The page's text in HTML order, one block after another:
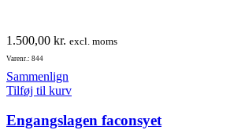
1.500,00 kr. excl. moms
Varenr.: 844
Sammenlign
Tilføj til kurv
Engangslagen faconsyet